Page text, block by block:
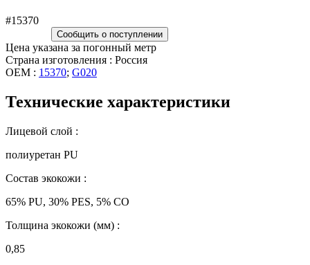
#15370
Сообщить о поступлении
Цена указана за погонный метр
Страна изготовления : Россия
OEM : 15370; G020
Технические характеристики
Лицевой слой :
полиуретан PU
Состав экокожи :
65% PU, 30% PES, 5% CO
Толщина экокожи (мм) :
0,85